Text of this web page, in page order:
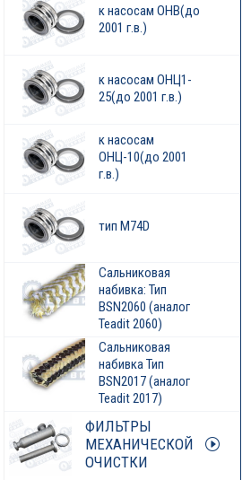
к насосам ОНВ(до
2001 г.в.)
к насосам ОНЦ1-
25(до 2001 г.в.)
к насосам
ОНЦ-10(до 2001
г.в.)
тип M74D
Сальниковая
набивка: Тип
BSN2060 (аналог
Teadit 2060)
Сальниковая
набивка Тип
BSN2017 (аналог
Teadit 2017)
ФИЛЬТРЫ
МЕХАНИЧЕСКОЙ
ОЧИСТКИ